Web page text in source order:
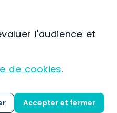
l'audience et
de cookies.
Accepter et fermer